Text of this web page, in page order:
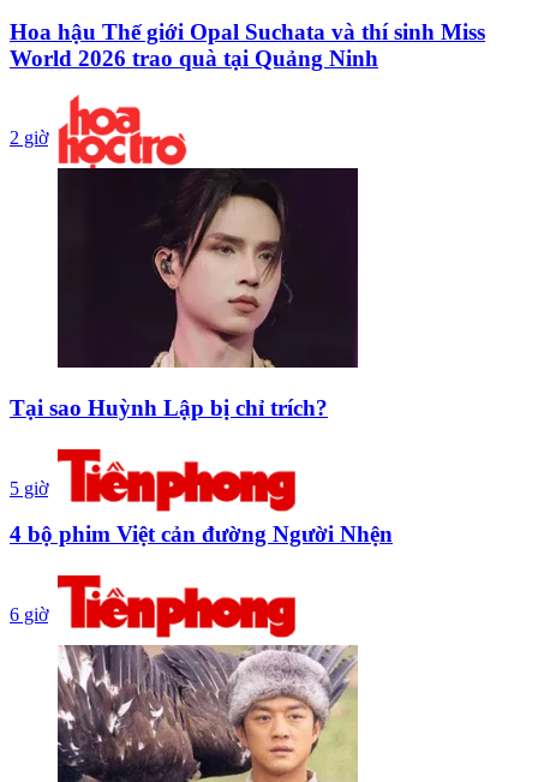
Hoa hậu Thế giới Opal Suchata và thí sinh Miss
World 2026 trao quà tại Quảng Ninh
2 giờ
Tại sao Huỳnh Lập bị chỉ trích?
5 giờ
4 bộ phim Việt cản đường Người Nhện
6 giờ